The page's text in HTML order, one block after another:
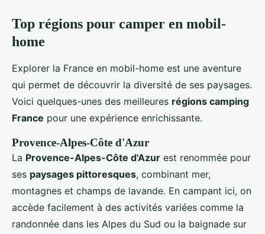
Top régions pour camper en mobil-
home
Explorer la France en mobil-home est une aventure
qui permet de découvrir la diversité de ses paysages.
Voici quelques-unes des meilleures régions camping
France pour une expérience enrichissante.
Provence-Alpes-Côte d'Azur
La Provence-Alpes-Côte d'Azur est renommée pour
ses paysages pittoresques, combinant mer,
montagnes et champs de lavande. En campant ici, on
accède facilement à des activités variées comme la
randonnée dans les Alpes du Sud ou la baignade sur